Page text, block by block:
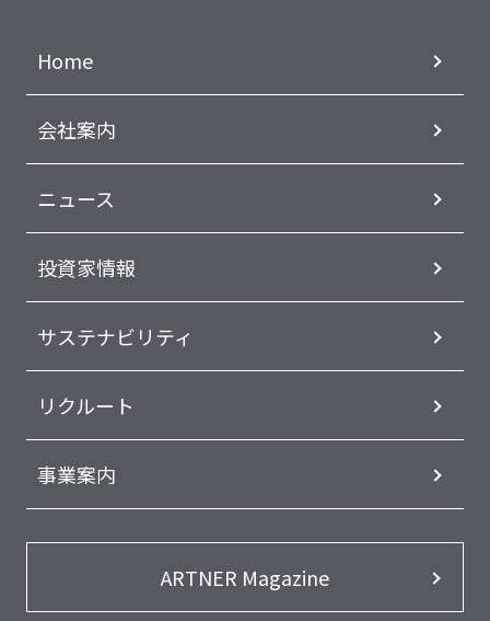
Home
会社案内
ニュース
投資家情報
サステナビリティ
リクルート
事業案内
ARTNER Magazine